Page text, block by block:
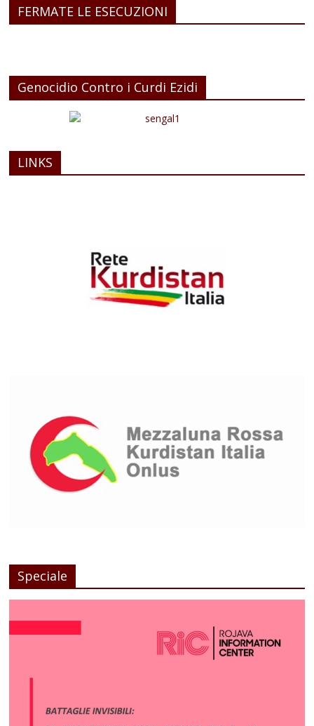
FERMATE LE ESECUZIONI
Genocidio Contro i Curdi Ezidi
LINKS
Speciale